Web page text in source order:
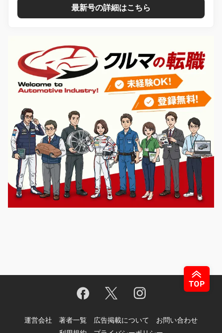
最新号の詳細はこちら
運営会社 著者一覧 広告掲載について
お問い合わせ